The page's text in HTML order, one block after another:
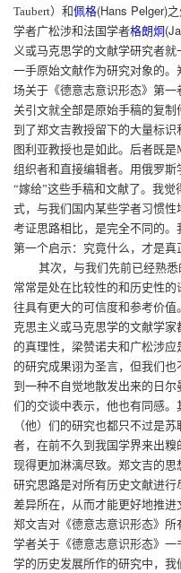
Taubert）和佩格(Hans Pelger)之
学者广松涉和法国学者格朗炯
义或马克思学的文献学研究者
一手原始文献作为研究对象的
场关于《德意志意识形态》第
关引文就全部是原始手稿的复
到了郑文吉教授留下的大量标
图利亚教授也是如此。后者既是
组织者和直接编辑者。用俄罗
“嫁给”这些手稿和文献了。我
式，与我们国内某些学者习惯
考证思路相比，是完全不同的
第一个启示：究竟什么，才是真
其次，与我们先前已经熟
常常是处在比较性的和历史性
往具有更大的可信度和参考价
克思主义或马克思学的文献学
的真理性，梁赞诺夫和广松涉
的研究成果诩为圣言，但我们
到一种不自觉地散发出来的日
们的交谈中表示，他也有同感
（他）们的研究也都只不过是
者，在前不久到我国学界来出
现得更加淋漓尽致。郑文吉的
研究思路是对所有历史文献进
差异所在，从而才能更好地推
郑文吉对《德意志意识形态》
学者关于《德意志意识形态》
学的历史发展所作的研究中，